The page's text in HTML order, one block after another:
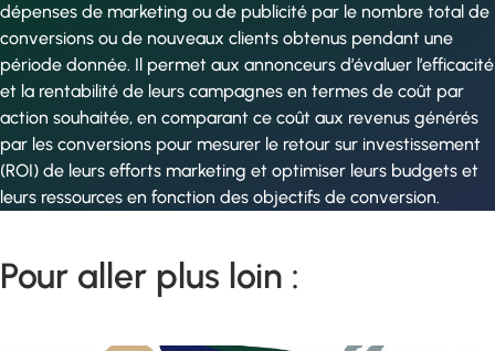
dépenses de marketing ou de publicité par le nombre total de
conversions ou de nouveaux clients obtenus pendant une
période donnée. Il permet aux annonceurs d’évaluer l’efficacité
et la rentabilité de leurs campagnes en termes de coût par
action souhaitée, en comparant ce coût aux revenus générés
par les conversions pour mesurer le retour sur investissement
(ROI) de leurs efforts marketing et optimiser leurs budgets et
leurs ressources en fonction des objectifs de conversion.
Pour aller plus loin :